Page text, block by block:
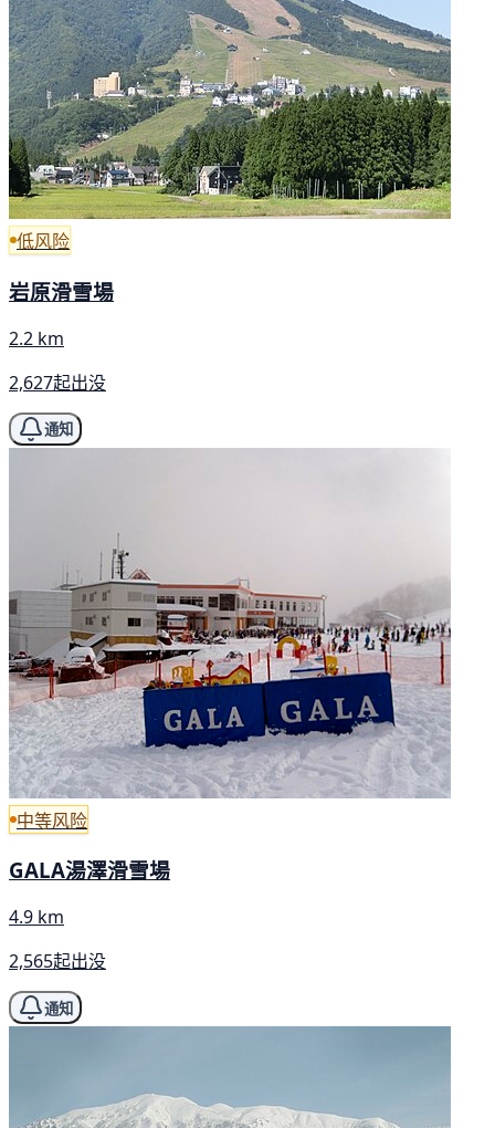
低风险
岩原滑雪場
2.2 km
2,627起出没
通知
中等风险
GALA湯澤滑雪場
4.9 km
2,565起出没
通知